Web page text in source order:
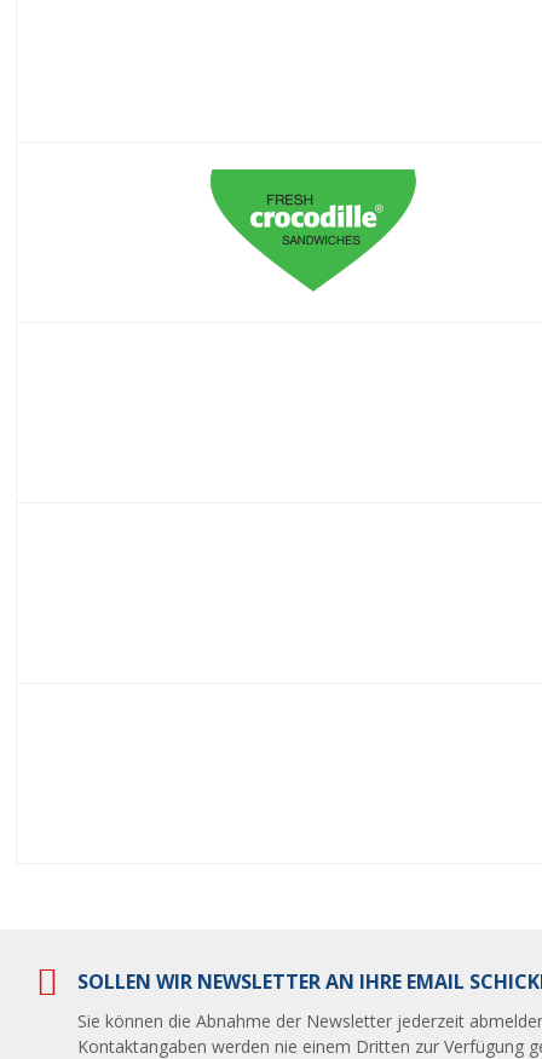
SOLLEN WIR NEWSLETTER AN IHRE EMAIL
Sie können die Abnahme der Newsletter jederzeit
Kontaktangaben werden nie einem Dritten zur Verfügung